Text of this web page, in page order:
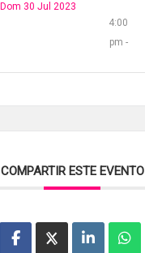
Dom 30 Jul 2023
4:00
pm -
COMPARTIR ESTE EVENTO